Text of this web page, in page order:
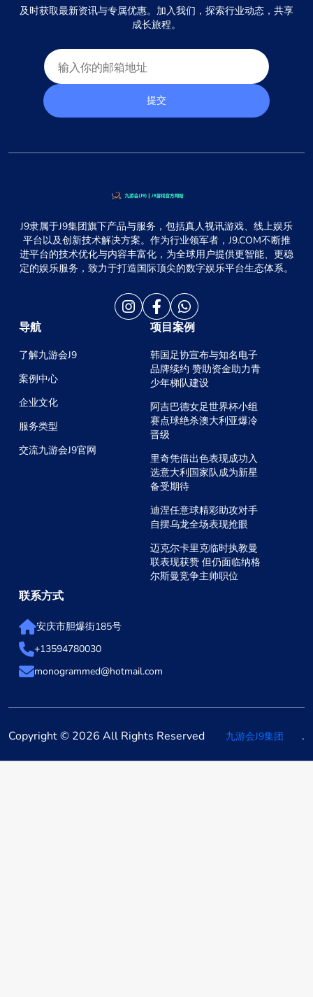
及时获取最新资讯与专属优惠。加入我们，探索行业动态，共享
成长旅程。
提交
J9隶属于J9集团旗下产品与服务，包括真人视讯游戏、线上娱乐
平台以及创新技术解决方案。作为行业领军者，J9.COM不断推
进平台的技术优化与内容丰富化，为全球用户提供更智能、更稳
定的娱乐服务，致力于打造国际顶尖的数字娱乐平台生态体系。
导航
了解九游会J9
案例中心
企业文化
服务类型
交流九游会J9官网
项目案例
韩国足协宣布与知名电子
品牌续约 赞助资金助力青
少年梯队建设
阿吉巴德女足世界杯小组
赛点球绝杀澳大利亚爆冷
晋级
里奇凭借出色表现成功入
选意大利国家队成为新星
备受期待
迪涅任意球精彩助攻对手
自摆乌龙全场表现抢眼
迈克尔卡里克临时执教曼
联表现获赞 但仍面临纳格
尔斯曼竞争主帅职位
联系方式
安庆市胆爆街185号
+13594780030
monogrammed@hotmail.com
Copyright © 2026 All Rights Reserved 九游会J9集团 .